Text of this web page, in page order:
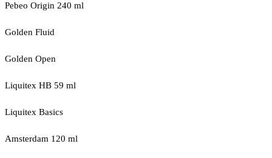
Pebeo Origin 240 ml
Golden Fluid
Golden Open
Liquitex HB 59 ml
Liquitex Basics
Amsterdam 120 ml